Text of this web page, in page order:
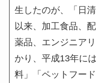
生したのが、「日
以来、加工食品、
薬品、エンジニア
かり、平成13年に
料」「ペットフー